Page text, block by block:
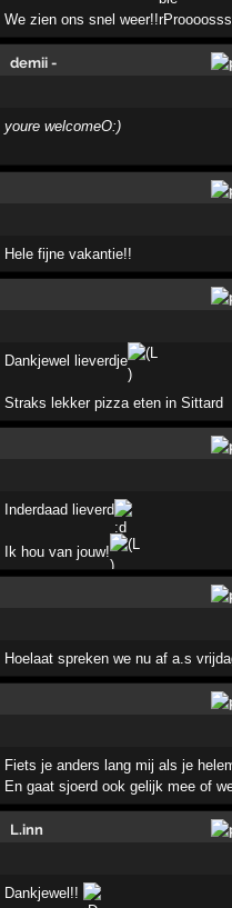
We zien ons snel weer!!
demii -
youre welcomeO:)
Hele fijne vakantie!!
Dankjewel lieverdje
Straks lekker pizza eten in Sittard
Inderdaad lieverd
Ik hou van jouw!
Hoelaat spreken we nu af a.s
Fiets je anders lang mij als je
En gaat sjoerd ook gelijk mee of
L.inn
Dankjewel!!